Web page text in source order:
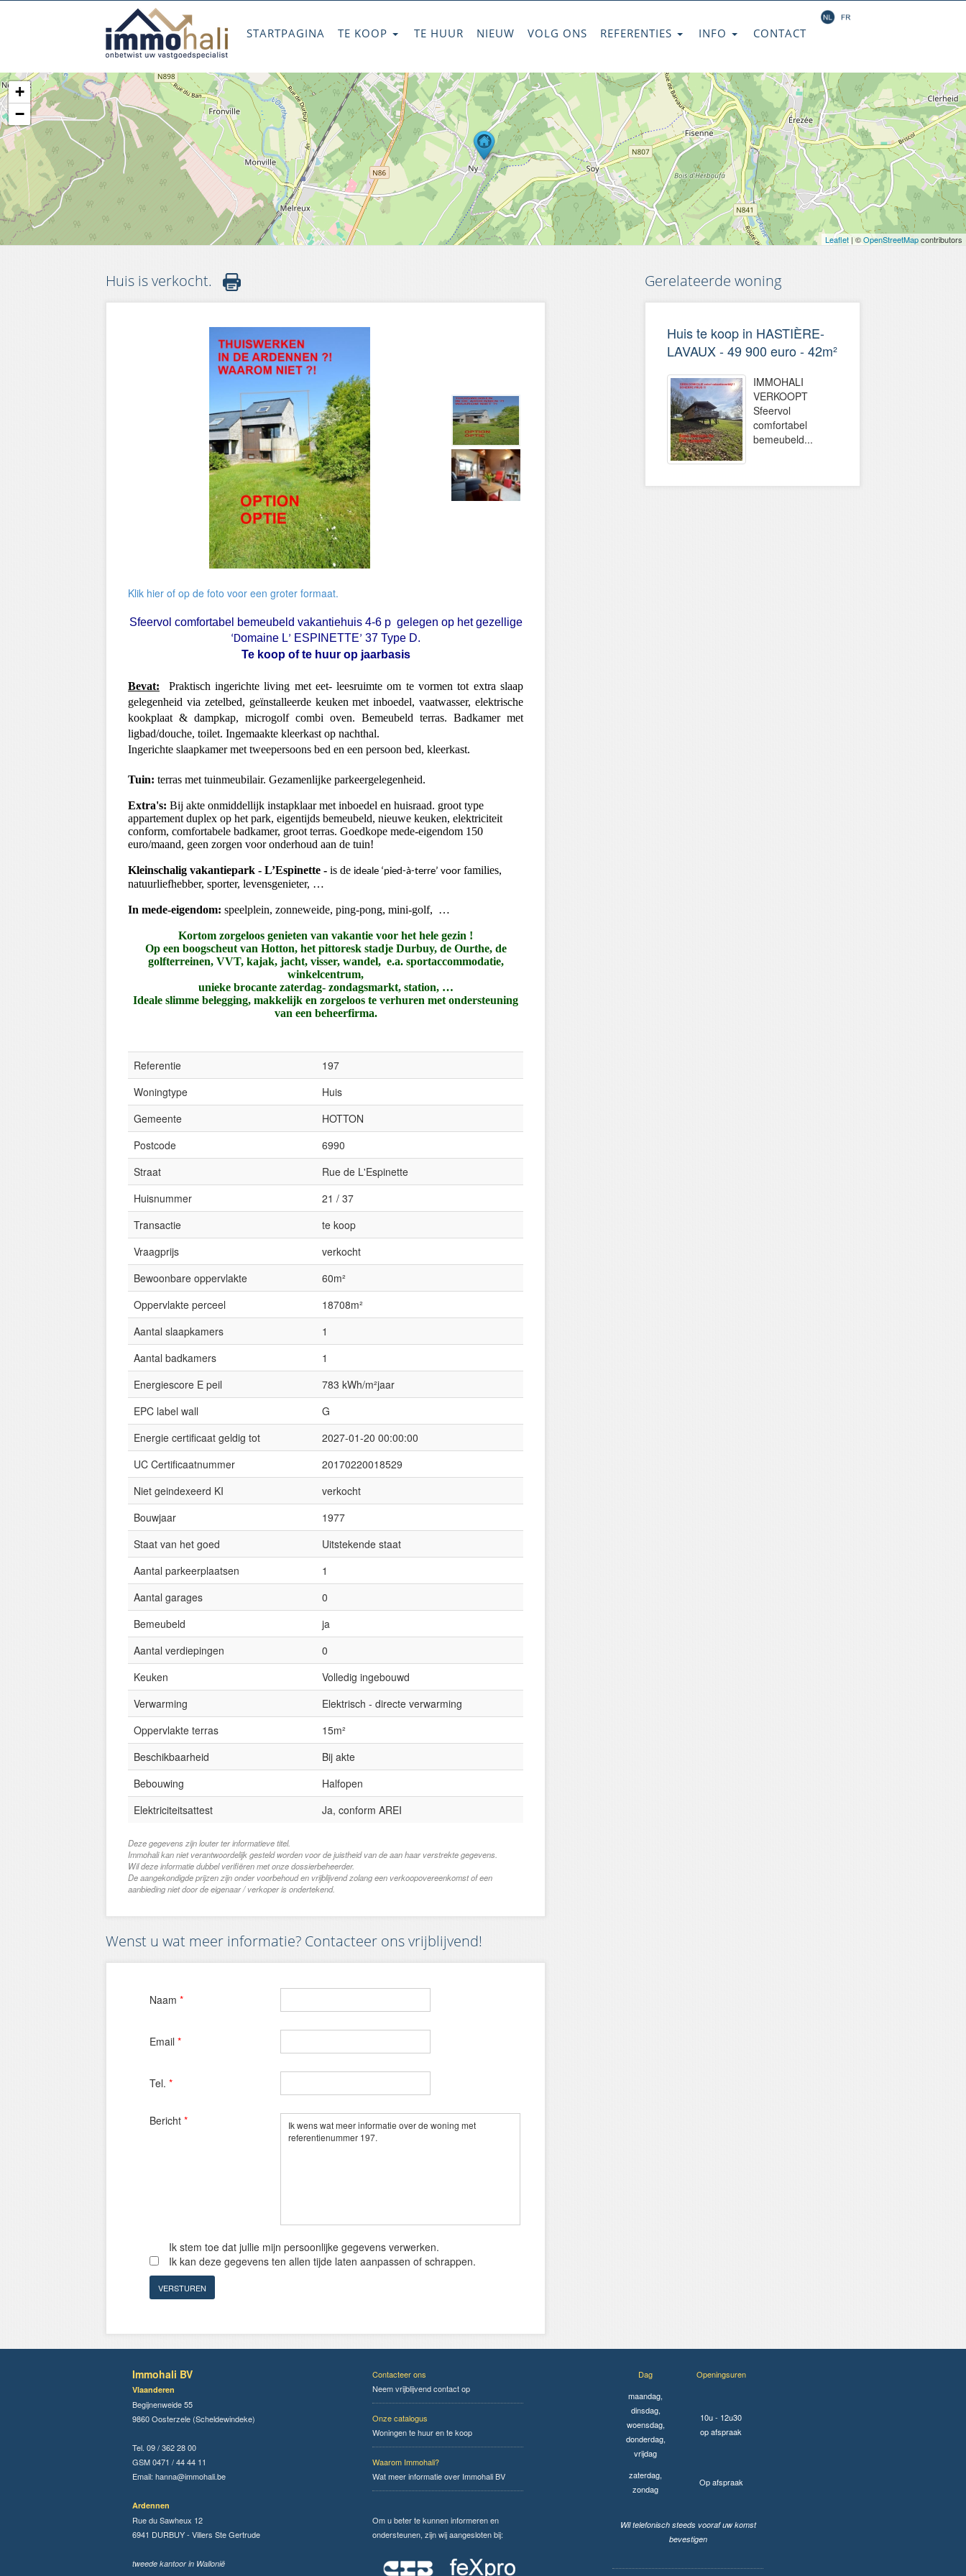
STARTPAGINA TE KOOP TE HUUR NIEUW VOLG ONS REFERENTIES INFO CONTACT
+
−
Leaflet| ©OpenStreetMapcontributors
Huis is verkocht.
Klik hier of op de foto voor een groter formaat.
Sfeervol comfortabel bemeubeld vakantiehuis 4-6 p gelegen op het gezellige
‘Domaine L’ ESPINETTE’ 37 Type D.
Te koop of te huur op jaarbasis
Bevat: Praktisch ingerichte living met eet- leesruimte om te vormen tot extra slaap
gelegenheid via zetelbed, geïnstalleerde keuken met inboedel, vaatwasser, elektrische
kookplaat & dampkap, microgolf combi oven. Bemeubeld terras. Badkamer met
ligbad/douche, toilet. Ingemaakte kleerkast op nachthal.
Ingerichte slaapkamer met tweepersoons bed en een persoon bed, kleerkast.
Tuin: terras met tuinmeubilair. Gezamenlijke parkeergelegenheid.
Extra's: Bij akte onmiddellijk instapklaar met inboedel en huisraad. groot type
appartement duplex op het park, eigentijds bemeubeld, nieuwe keuken, elektriciteit
conform, comfortabele badkamer, groot terras. Goedkope mede-eigendom 150
euro/maand, geen zorgen voor onderhoud aan de tuin!
Kleinschalig vakantiepark - L’Espinette - is de ideale ‘pied-à-terre’ voor families,
natuurliefhebber, sporter, levensgenieter, …
In mede-eigendom: speelplein, zonneweide, ping-pong, mini-golf, …
Kortom zorgeloos genieten van vakantie voor het hele gezin !
Op een boogscheut van Hotton, het pittoresk stadje Durbuy, de Ourthe, de
golfterreinen, VVT, kajak, jacht, visser, wandel, e.a. sportaccommodatie,
winkelcentrum,
unieke brocante zaterdag- zondagsmarkt, station, …
Ideale slimme belegging, makkelijk en zorgeloos te verhuren met ondersteuning
van een beheerfirma.
Referentie
197
Woningtype
Huis
Gemeente
HOTTON
Postcode
6990
Straat
Rue de L'Espinette
Huisnummer
21 / 37
Transactie
te koop
Vraagprijs
verkocht
Bewoonbare oppervlakte
60m²
Oppervlakte perceel
18708m²
Aantal slaapkamers
1
Aantal badkamers
1
Energiescore E peil
783 kWh/m²jaar
EPC label wall
G
Energie certificaat geldig tot
2027-01-20 00:00:00
UC Certificaatnummer
20170220018529
Niet geindexeerd KI
verkocht
Bouwjaar
1977
Staat van het goed
Uitstekende staat
Aantal parkeerplaatsen
1
Aantal garages
0
Bemeubeld
ja
Aantal verdiepingen
0
Keuken
Volledig ingebouwd
Verwarming
Elektrisch - directe verwarming
Oppervlakte terras
15m²
Beschikbaarheid
Bij akte
Bebouwing
Halfopen
Elektriciteitsattest
Ja, conform AREI
Deze gegevens zijn louter ter informatieve titel.
Immohali kan niet verantwoordelijk gesteld worden voor de juistheid van de aan haar verstrekte gegevens.
Wil deze informatie dubbel verifiëren met onze dossierbeheerder.
De aangekondigde prijzen zijn onder voorbehoud en vrijblijvend zolang een verkoopovereenkomst of een
aanbieding niet door de eigenaar / verkoper is ondertekend.
Wenst u wat meer informatie? Contacteer ons vrijblijvend!
Naam *
Email *
Tel. *
Bericht *
Ik stem toe dat jullie mijn persoonlijke gegevens verwerken.
Ik kan deze gegevens ten allen tijde laten aanpassen of schrappen.
Gerelateerde woning
Huis te koop in HASTIÈRE-
LAVAUX - 49 900 euro - 42m²
IMMOHALI
VERKOOPT
Sfeervol
comfortabel
bemeubeld...
Immohali BV
Vlaanderen
Begijnenweide 55
9860 Oosterzele (Scheldewindeke)
Tel. 09 / 362 28 00
GSM 0471 / 44 44 11
Email: hanna@immohali.be
Ardennen
Rue du Sawheux 12
6941 DURBUY - Villers Ste Gertrude
tweede kantoor in Wallonië
Contacteer ons
Neem vrijblijvend contact op
Onze catalogus
Woningen te huur en te koop
Waarom Immohali?
Wat meer informatie over Immohali BV
Om u beter te kunnen informeren en
ondersteunen, zijn wij aangesloten bij:
Dag
Openingsuren
maandag,
dinsdag,
woensdag,
donderdag,
vrijdag
10u - 12u30
op afspraak
zaterdag,
zondag
Op afspraak
Wil telefonisch steeds vooraf uw komst
bevestigen